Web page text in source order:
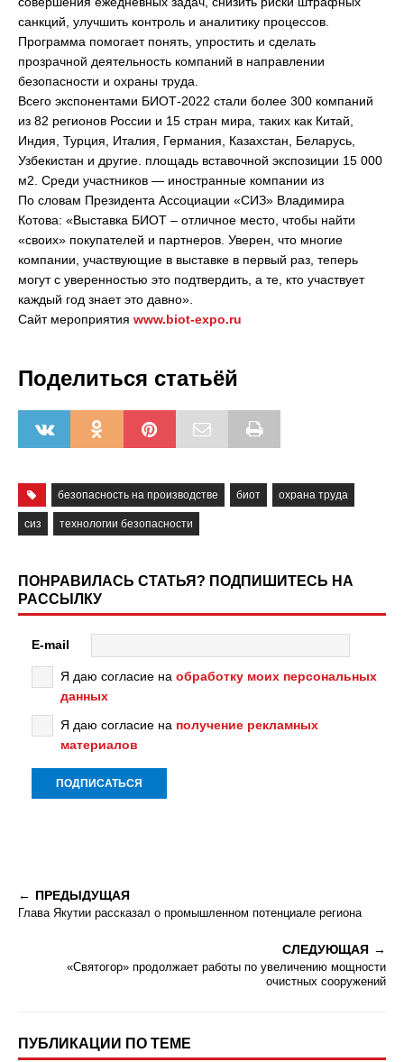
санкций, улучшить контроль и аналитику процессов.
Программа помогает понять, упростить и сделать
прозрачной деятельность компаний в направлении
безопасности и охраны труда.
Всего экспонентами БИОТ-2022 стали более 300 компаний
из 82 регионов России и 15 стран мира, таких как Китай,
Индия, Турция, Италия, Германия, Казахстан, Беларусь,
Узбекистан и другие. площадь вставочной экспозиции 15 000
м2. Среди участников — иностранные компании из
По словам Президента Ассоциации «СИЗ» Владимира
Котова: «Выставка БИОТ – отличное место, чтобы найти
«своих» покупателей и партнеров. Уверен, что многие
компании, участвующие в выставке в первый раз, теперь
могут с уверенностью это подтвердить, а те, кто участвует
каждый год знает это давно».
Сайт мероприятия www.biot-expo.ru
Поделиться статьёй
безопасность на производстве биот охрана труда
сиз технологии безопасности
ПОНРАВИЛАСЬ СТАТЬЯ? ПОДПИШИТЕСЬ НА
РАССЫЛКУ
E-mail
Я даю согласие на обработку моих персональных
данных
Я даю согласие на получение рекламных
материалов
ПРЕДЫДУЩАЯ
Глава Якутии рассказал о промышленном потенциале региона
СЛЕДУЮЩАЯ
«Святогор» продолжает работы по увеличению мощности
очистных сооружений
ПУБЛИКАЦИИ ПО ТЕМЕ